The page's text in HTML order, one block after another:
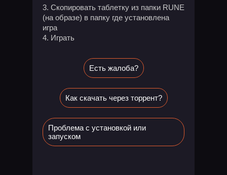
3. Скопировать таблетку из папки RUNE
(на образе) в папку где установлена
игра
4. Играть
Есть жалоба?
Как скачать через торрент?
Проблема с установкой или
запуском